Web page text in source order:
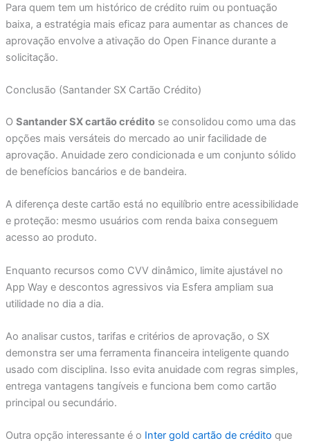
Para quem tem um histórico de crédito ruim ou pontuação
baixa, a estratégia mais eficaz para aumentar as chances de
aprovação envolve a ativação do Open Finance durante a
solicitação.
Conclusão (Santander SX Cartão Crédito)
O Santander SX cartão créditose consolidou como uma das
opções mais versáteis do mercado ao unir facilidade de
aprovação. Anuidade zero condicionada e um conjunto sólido
de benefícios bancários e de bandeira.
A diferença deste cartão está no equilíbrio entre acessibilidade
e proteção: mesmo usuários com renda baixa conseguem
acesso ao produto.
Enquanto recursos como CVV dinâmico, limite ajustável no
App Way e descontos agressivos via Esfera ampliam sua
utilidade no dia a dia.
Ao analisar custos, tarifas e critérios de aprovação, o SX
demonstra ser uma ferramenta financeira inteligente quando
usado com disciplina. Isso evita anuidade com regras simples,
entrega vantagens tangíveis e funciona bem como cartão
principal ou secundário.
Outra opção interessante é o Inter gold cartão de crédito que